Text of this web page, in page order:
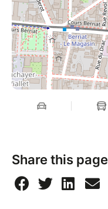
Share this page